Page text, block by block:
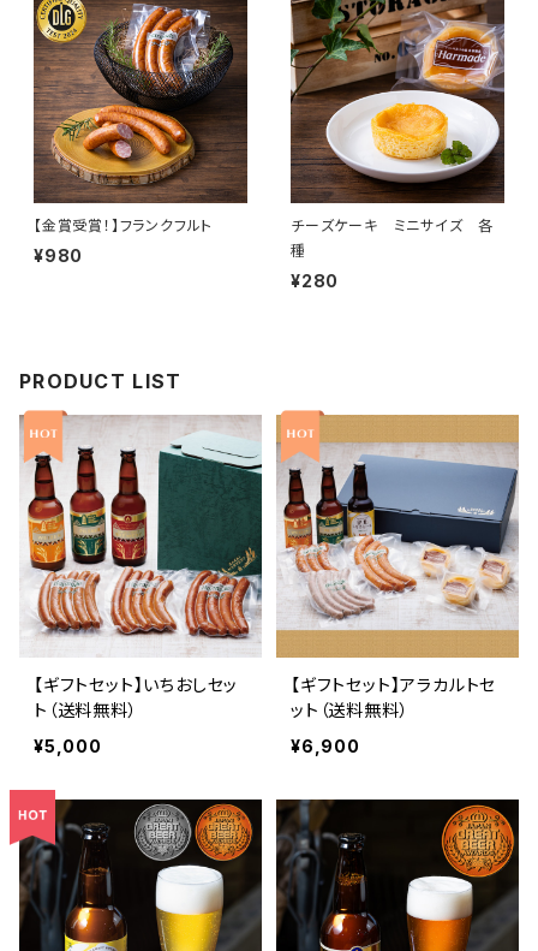
【金賞受賞！】フランクフルト
¥980
チーズケーキ ミニサイズ 各
種
¥280
PRODUCT LIST
【ギフトセット】いちおしセッ
ト（送料無料）
¥5,000
【ギフトセット】アラカルトセ
ット（送料無料）
¥6,900